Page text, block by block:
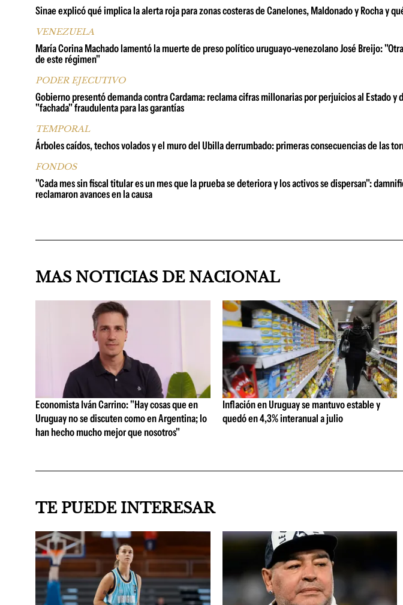
Sinae explicó qué implica la alerta roja para zonas costeras de Canelones, Maldonado y Rocha y
VENEZUELA
María Corina Machado lamentó la muerte de preso político uruguayo-venezolano José Breijo:
de este régimen"
PODER EJECUTIVO
Gobierno presentó demanda contra Cardama: reclama cifras millonarias por perjuicios al Estado
"fachada" fraudulenta para las garantías
TEMPORAL
Árboles caídos, techos volados y el muro del Ubilla derrumbado: primeras consecuencias de las
FONDOS
"Cada mes sin fiscal titular es un mes que la prueba se deteriora y los activos se dispersan":
reclamaron avances en la causa
MAS NOTICIAS DE NACIONAL
Economista Iván Carrino: "Hay cosas que en
Uruguay no se discuten como en Argentina; lo
han hecho mucho mejor que nosotros"
Inflación en Uruguay se mantuvo estable y
quedó en 4,3% interanual a julio
TE PUEDE INTERESAR